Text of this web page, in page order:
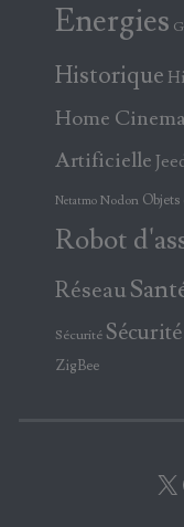
Energies
Historique
Home Cinema
Artificielle
Netatmo Nodon
Robot
Réseau
Sécurité
ZigBee